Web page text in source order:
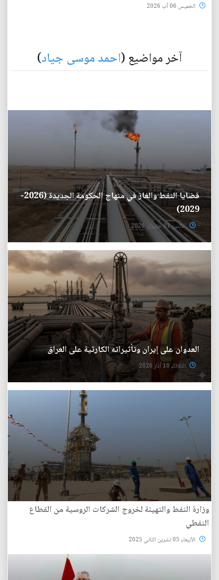
الخميس 06 آب 2026
آخر مواضيع (احمد موسى جياد)
قضايا النفط والغاز في منهاج الحكومة الجديدة (2026-
2029)
الأثنين 01 حزيران 2026
العدوان على إيران وتأثيراته الكارثية على العراق
الثلاثاء 10 آذار 2026
وزارة النفط والتهيئة لخروج الشركات الروسية من القطاع
النفطي
الأربعاء 05 تشرين الثاني 2025